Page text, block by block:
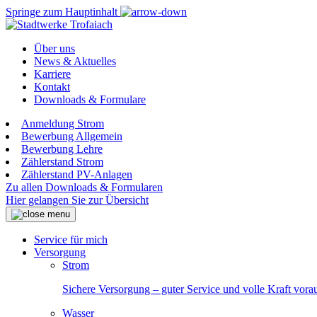
Springe zum Hauptinhalt
Über uns
News & Aktuelles
Karriere
Kontakt
Downloads & Formulare
Anmeldung Strom
Bewerbung Allgemein
Bewerbung Lehre
Zählerstand Strom
Zählerstand PV-Anlagen
Zu allen Downloads & Formularen
Hier gelangen Sie zur Übersicht
Service für mich
Versorgung
Strom
Sichere Versorgung – guter Service und volle Kraft
Wasser